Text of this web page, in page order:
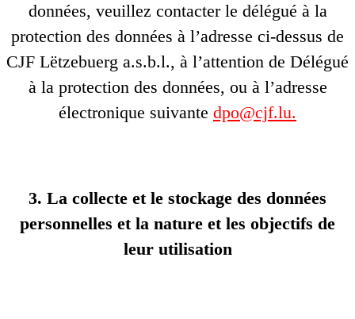
données, veuillez contacter le délégué à la
protection des données à l’adresse ci-dessus de
CJF Lëtzebuerg a.s.b.l., à l’attention de Délégué
à la protection des données, ou à l’adresse
électronique suivante dpo@cjf.lu.
3. La collecte et le stockage des données
personnelles et la nature et les objectifs de
leur utilisation